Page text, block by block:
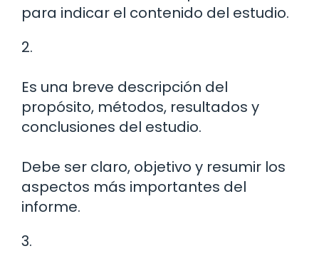
para indicar el contenido del estudio.
2.
Es una breve descripción del
propósito, métodos, resultados y
conclusiones del estudio.
Debe ser claro, objetivo y resumir los
aspectos más importantes del
informe.
3.